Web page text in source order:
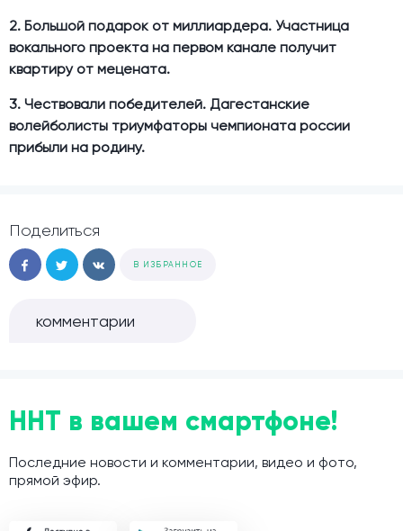
2. Большой подарок от миллиардера. Участница
вокального проекта на первом канале получит
квартиру от мецената.
3. Чествовали победителей. Дагестанские
волейболисты триумфаторы чемпионата россии
прибыли на родину.
Поделиться
В ИЗБРАННОЕ
комментарии
ННТ в вашем смартфоне!
Последние новости и комментарии, видео и фото,
прямой эфир.